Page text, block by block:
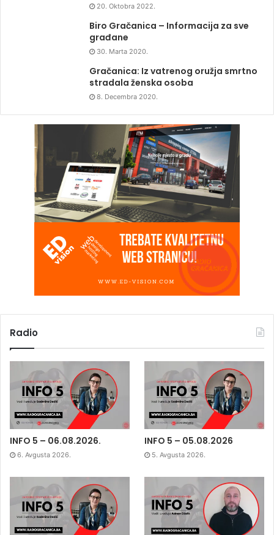
20. Oktobra 2022.
Biro Gračanica – Informacija za sve
građane
30. Marta 2020.
Gračanica: Iz vatrenog oružja smrtno
stradala ženska osoba
8. Decembra 2020.
Radio
INFO 5 – 06.08.2026.
6. Avgusta 2026.
INFO 5 – 05.08.2026
5. Avgusta 2026.